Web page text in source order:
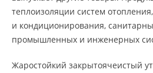
теплоизоляции систем
и кондиционирования,
промышленных и инженерных
Жаростойкий закрытоячеистый